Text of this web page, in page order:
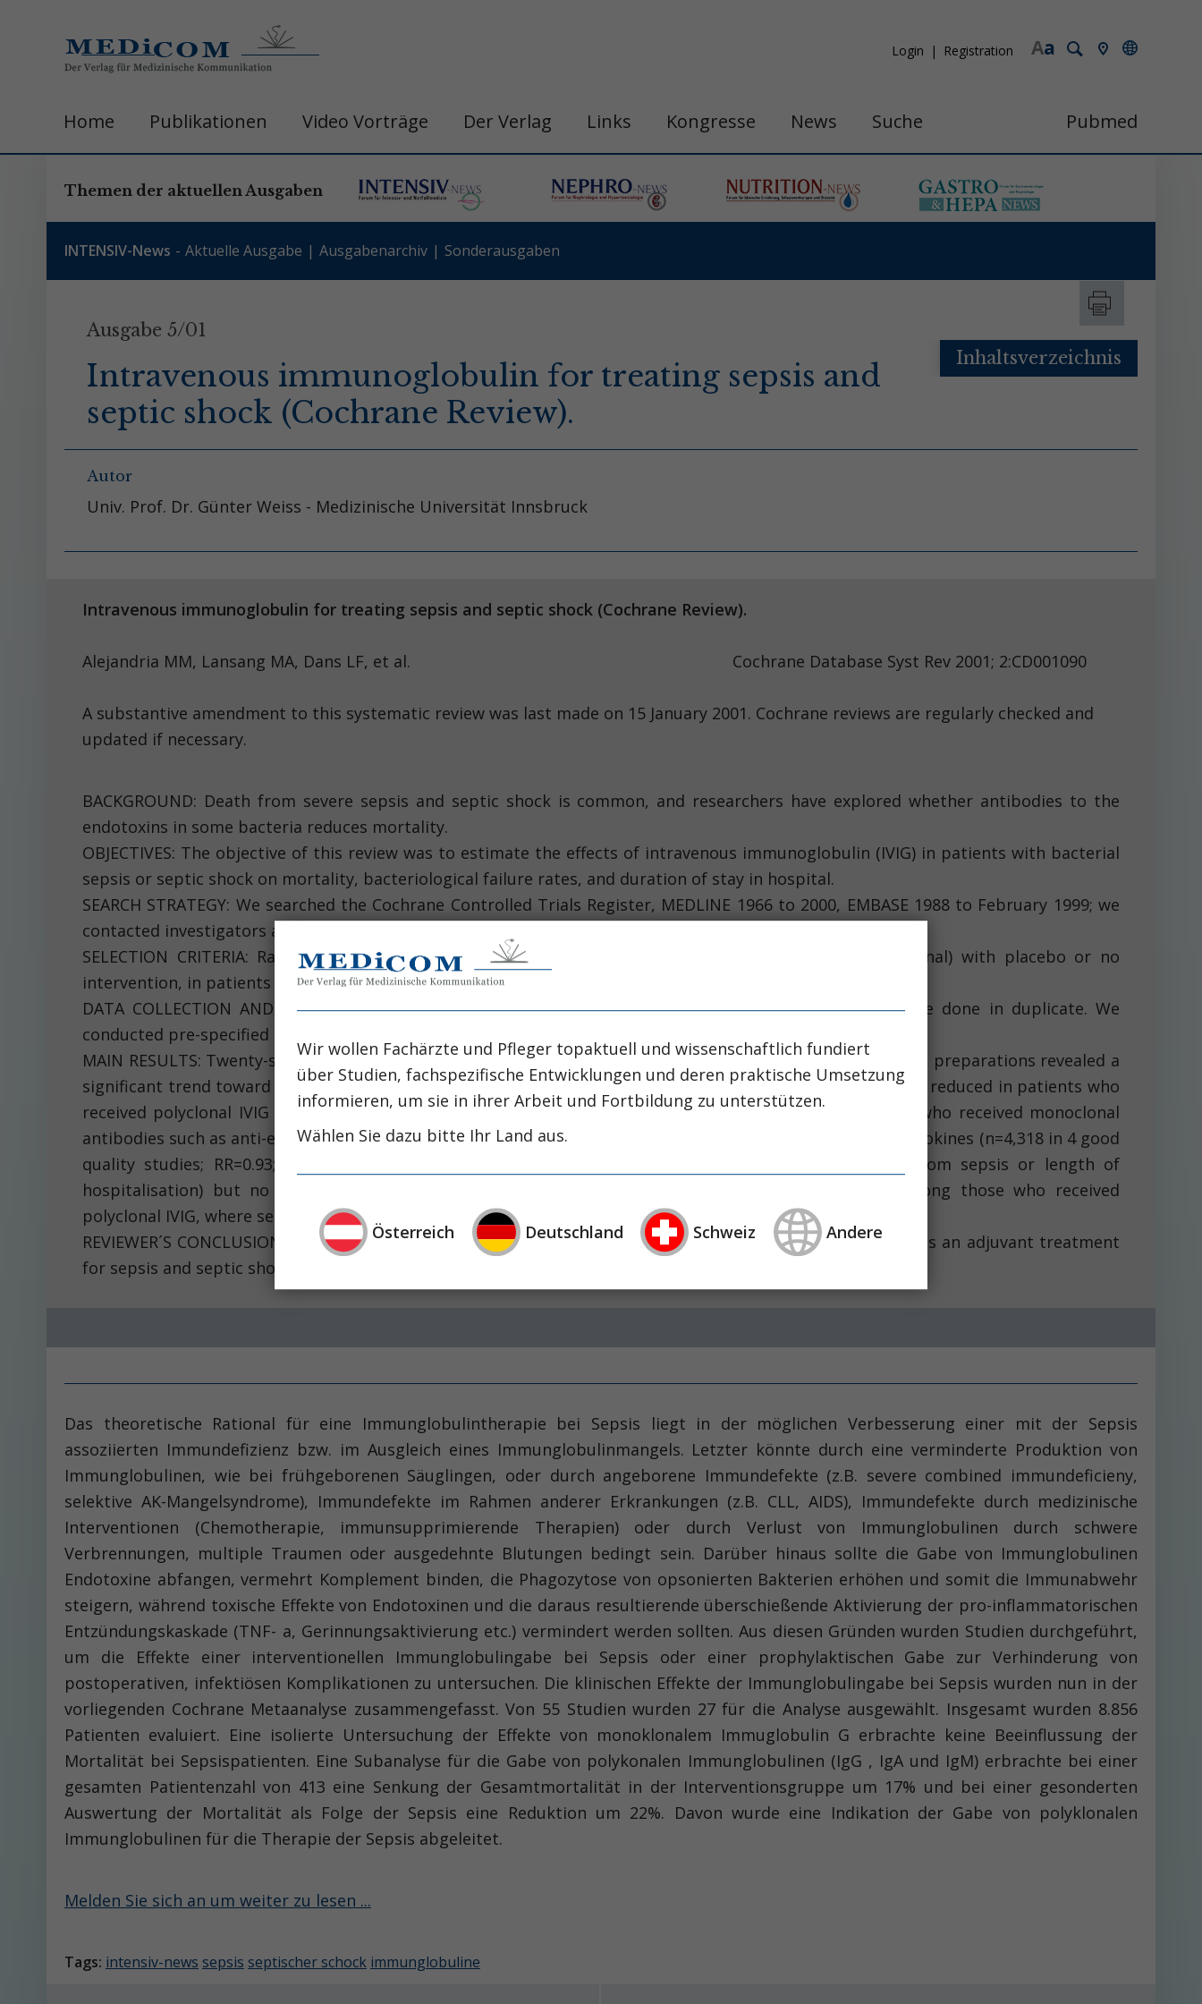
a
A
Login Registration
Home Publikationen Video Vorträge Der Verlag Links Kongresse News Suche Pubmed
Themen der aktuellen Ausgaben
INTENSIV-News Aktuelle Ausgabe Ausgabenarchiv Sonderausgaben
Ausgabe 5/01
Intravenous immunoglobulin for treating sepsis and
septic shock (Cochrane Review).
Autor
Univ. Prof. Dr. Günter Weiss - Medizinische Universität Innsbruck
Inhaltsverzeichnis
Intravenous immunoglobulin for treating sepsis and septic shock (Cochrane Review).
Alejandria MM, Lansang MA, Dans LF, et al. Cochrane Database Syst Rev 2001; 2:CD001090
A substantive amendment to this systematic review was last made on 15 January 2001. Cochrane reviews are regularly checked and
updated if necessary.
BACKGROUND: Death from severe sepsis and septic shock is common, and researchers have explored whether antibodies to the
endotoxins in some bacteria reduces mortality.
OBJECTIVES: The objective of this review was to estimate the effects of intravenous immunoglobulin (IVIG) in patients with bacterial
sepsis or septic shock on mortality, bacteriological failure rates, and duration of stay in hospital.
SEARCH STRATEGY: We searched the Cochrane Controlled Trials Register, MEDLINE 1966 to 2000, EMBASE 1988 to February 1999; we
contacted investigators active in the field for unpublished data.
SELECTION CRITERIA: Randomised trials comparing intravenous immunoglobulin (monoclonal or polyclonal) with placebo or no
intervention, in patients with bacterial sepsis or septic shock.
DATA COLLECTION AND ANALYSIS: Inclusion criteria, trial quality assessment, and data abstraction were done in duplicate. We
conducted pre-specified subgroup analyses by type of immunoglobulin preparation.
MAIN RESULTS: Twenty-seven out of 55 studies met our inclusion criteria. Pooled analysis of all types of IVIG preparations revealed a
significant trend toward reduction of mortality (n= 8,856; RR=0.91; 95% CI 0.86 to 0.96). Overall mortality was reduced in patients who
received polyclonal IVIG (n=492; RR=0.64; 95% CI 0.51 to 0.80). Mortality was not reduced among patients who received monoclonal
antibodies such as anti-endotoxins (n=2,826 in 5 good-quality studies; RR=0.97; 95% CI 0.88 to 1.07) or anti-cytokines (n=4,318 in 4 good
quality studies; RR=0.93; 95% CI 0.86 to 1.01). A few studies measured secondary outcomes (deaths from sepsis or length of
hospitalisation) but no differences in the intervention and control groups were identified except among those who received
polyclonal IVIG, where sepsis-related mortality was significantly reduced (n=161; RR=0.35; 95% CI 0.18 to 0.69).
REVIEWER´S CONCLUSIONS: In our opinion, polyclonal IVIG significantly reduces mortality and can be used as an adjuvant treatment
for sepsis and septic shock. Adjunctive therapy with monoclonal IVIGs remains experimental.
Das theoretische Rational für eine Immunglobulintherapie bei Sepsis liegt in der möglichen Verbesserung einer mit der Sepsis
assoziierten Immundefizienz bzw. im Ausgleich eines Immunglobulinmangels. Letzter könnte durch eine verminderte Produktion von
Immunglobulinen, wie bei frühgeborenen Säuglingen, oder durch angeborene Immundefekte (z.B. severe combined immundeficieny,
selektive AK-Mangelsyndrome), Immundefekte im Rahmen anderer Erkrankungen (z.B. CLL, AIDS), Immundefekte durch medizinische
Interventionen (Chemotherapie, immunsupprimierende Therapien) oder durch Verlust von Immunglobulinen durch schwere
Verbrennungen, multiple Traumen oder ausgedehnte Blutungen bedingt sein. Darüber hinaus sollte die Gabe von Immunglobulinen
Endotoxine abfangen, vermehrt Komplement binden, die Phagozytose von opsonierten Bakterien erhöhen und somit die Immunabwehr
steigern, während toxische Effekte von Endotoxinen und die daraus resultierende überschießende Aktivierung der pro-inflammatorischen
Entzündungskaskade (TNF- a, Gerinnungsaktivierung etc.) vermindert werden sollten. Aus diesen Gründen wurden Studien durchgeführt,
um die Effekte einer interventionellen Immunglobulingabe bei Sepsis oder einer prophylaktischen Gabe zur Verhinderung von
postoperativen, infektiösen Komplikationen zu untersuchen. Die klinischen Effekte der Immunglobulingabe bei Sepsis wurden nun in der
vorliegenden Cochrane Metaanalyse zusammengefasst. Von 55 Studien wurden 27 für die Analyse ausgewählt. Insgesamt wurden 8.856
Patienten evaluiert. Eine isolierte Untersuchung der Effekte von monoklonalem Immuglobulin G erbrachte keine Beeinflussung der
Mortalität bei Sepsispatienten. Eine Subanalyse für die Gabe von polykonalen Immunglobulinen (IgG , IgA und IgM) erbrachte bei einer
gesamten Patientenzahl von 413 eine Senkung der Gesamtmortalität in der Interventionsgruppe um 17% und bei einer gesonderten
Auswertung der Mortalität als Folge der Sepsis eine Reduktion um 22%. Davon wurde eine Indikation der Gabe von polyklonalen
Immunglobulinen für die Therapie der Sepsis abgeleitet.
Melden Sie sich an um weiter zu lesen ...
Tags: intensiv-news sepsis septischer schock immunglobuline
Wir wollen Fachärzte und Pfleger topaktuell und wissenschaftlich fundiert
über Studien, fachspezifische Entwicklungen und deren praktische Umsetzung
informieren, um sie in ihrer Arbeit und Fortbildung zu unterstützen.
Wählen Sie dazu bitte Ihr Land aus.
Österreich Deutschland Schweiz Andere